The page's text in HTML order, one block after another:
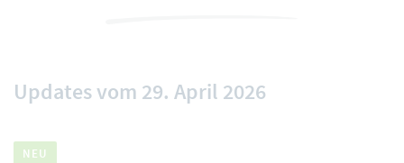
Updates vom 29. April 2026
NEU